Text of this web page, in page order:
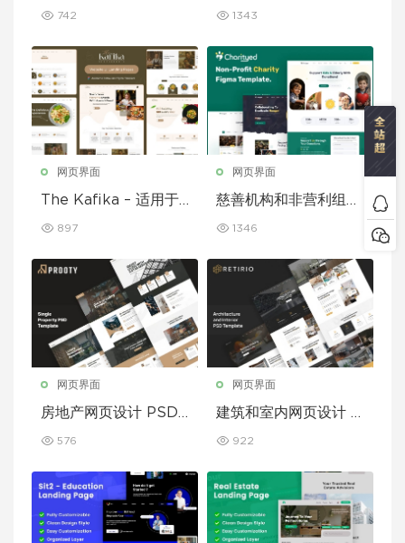
742 1343
网页界面
The Kafika – 适用于
a 模板
897
网页界面
慈善机构和非营利组织
1346
网页界面
房地产网页设计 PSD
576
网页界面
建筑和室内网页设计 P
922